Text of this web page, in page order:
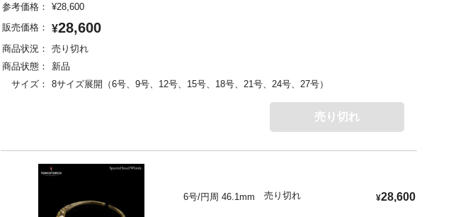
参考価格：
¥28,600
販売価格：
¥28,600
商品状況：
売り切れ
商品状態：
新品
サイズ：
8サイズ展開（6号、9号、12号、15号、18号、21号、24号、27号）
売り切れ
6号/円周 46.1mm 売り切れ ¥28,600